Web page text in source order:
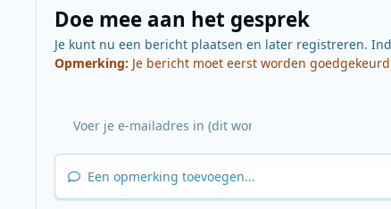
Doe mee aan het gesprek
Je kunt nu een bericht plaatsen en later registreren.
Opmerking: Je bericht moet eerst worden
Een opmerking toevoegen...